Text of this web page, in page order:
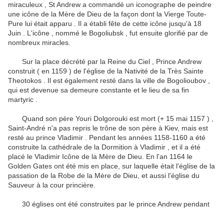
miraculeux , St Andrew a commandé un iconographe de peindre
une icône de la Mère de Dieu de la façon dont la Vierge Toute-
Pure lui était apparu .
Il a établi fête de cette icône jusqu'à 18
Juin .
L'icône , nommé le Bogoliubsk , fut ensuite glorifié par de
nombreux miracles.
Sur la place décrété par la Reine du Ciel , Prince Andrew
construit ( en 1159 ) de l'église de la Nativité de la Très Sainte
Theotokos .
Il est également resté dans la ville de Bogolioubov ,
qui est devenue sa demeure constante et le lieu de sa fin
martyric .
Quand son père Youri Dolgorouki est mort (+ 15 mai 1157 ) ,
Saint-André n'a pas repris le trône de son père à Kiev, mais est
resté au prince Vladimir .
Pendant les années 1158-1160 a été
construite la cathédrale de la Dormition à Vladimir , et il a été
placé le Vladimir Icône de la Mère de Dieu.
En l'an 1164 le
Golden Gates ont été mis en place, sur laquelle était l'église de la
passation de la Robe de la Mère de Dieu, et aussi l'église du
Sauveur à la cour princière.
30 églises ont été construites par le prince Andrew pendant